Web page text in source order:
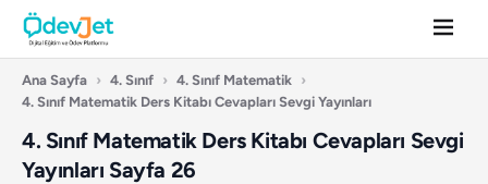
Ana Sayfa › 4. Sınıf › 4. Sınıf Matematik ›
4. Sınıf Matematik Ders Kitabı Cevapları Sevgi Yayınları
4. Sınıf Matematik Ders Kitabı Cevapları Sevgi
Yayınları Sayfa 26